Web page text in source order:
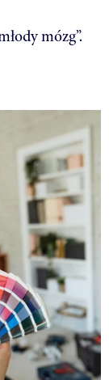
mózg”.